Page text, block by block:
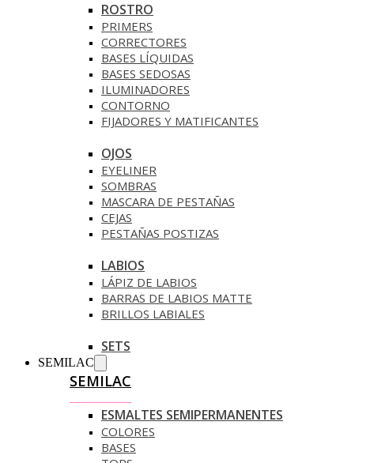
ROSTRO
PRIMERS
CORRECTORES
BASES LÍQUIDAS
BASES SEDOSAS
ILUMINADORES
CONTORNO
FIJADORES Y MATIFICANTES
OJOS
EYELINER
SOMBRAS
MASCARA DE PESTAÑAS
CEJAS
PESTAÑAS POSTIZAS
LABIOS
LÁPIZ DE LABIOS
BARRAS DE LABIOS MATTE
BRILLOS LABIALES
SETS
SEMILAC
SEMILAC
ESMALTES SEMIPERMANENTES
COLORES
BASES